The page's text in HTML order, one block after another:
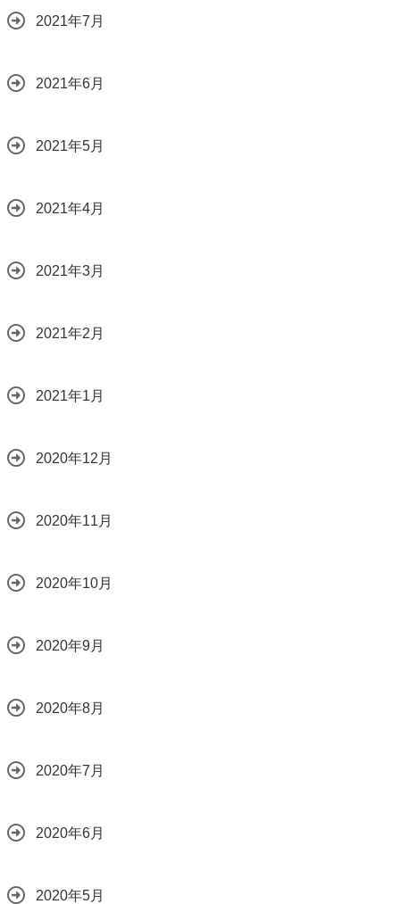
2021年7月
2021年6月
2021年5月
2021年4月
2021年3月
2021年2月
2021年1月
2020年12月
2020年11月
2020年10月
2020年9月
2020年8月
2020年7月
2020年6月
2020年5月